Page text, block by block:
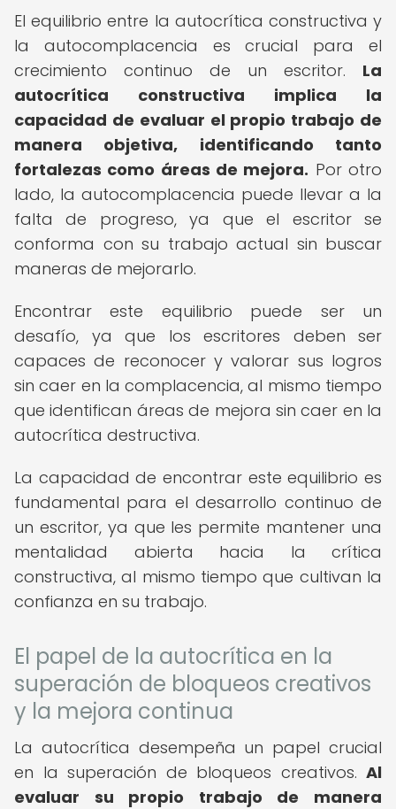
El equilibrio entre la autocrítica constructiva y
la autocomplacencia es crucial para el
crecimiento continuo de un escritor. La
autocrítica constructiva implica la
capacidad de evaluar el propio trabajo de
manera objetiva, identificando tanto
fortalezas como áreas de mejora. Por otro
lado, la autocomplacencia puede llevar a la
falta de progreso, ya que el escritor se
conforma con su trabajo actual sin buscar
maneras de mejorarlo.
Encontrar este equilibrio puede ser un
desafío, ya que los escritores deben ser
capaces de reconocer y valorar sus logros
sin caer en la complacencia, al mismo tiempo
que identifican áreas de mejora sin caer en la
autocrítica destructiva.
La capacidad de encontrar este equilibrio es
fundamental para el desarrollo continuo de
un escritor, ya que les permite mantener una
mentalidad abierta hacia la crítica
constructiva, al mismo tiempo que cultivan la
confianza en su trabajo.
El papel de la autocrítica en la
superación de bloqueos creativos
y la mejora continua
La autocrítica desempeña un papel crucial
en la superación de bloqueos creativos. Al
evaluar su propio trabajo de manera